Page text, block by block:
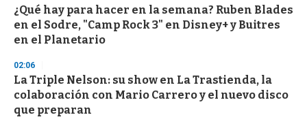
c
o
n
¿Qué hay para hacer en la semana? Ruben Blades
en el Sodre, "Camp Rock 3" en Disney+ y Buitres
en el Planetario
02:06
La Triple Nelson: su show en La Trastienda, la
colaboración con Mario Carrero y el nuevo disco
que preparan